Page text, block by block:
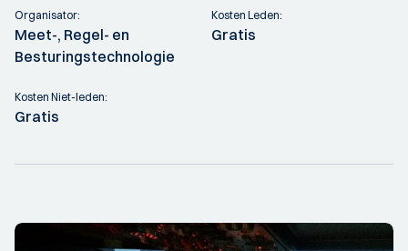
Organisator:
Meet-, Regel- en
Besturingstechnologie
Kosten Leden:
Gratis
Kosten Niet-leden:
Gratis